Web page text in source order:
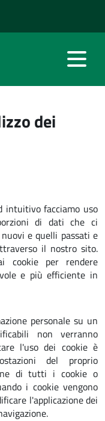
dei
intuitivo facciamo uso
di dati che ci
e quelli passati e
il nostro sito.
cookie per rendere
e più efficiente in
personale su un
non verranno
l'uso dei cookie è
del proprio
di tutti i cookie o
i cookie vengono
l'applicazione dei